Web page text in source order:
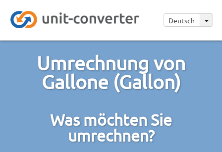
Deutsch
Umrechnung von
Gallone (Gallon)
Was möchten Sie
umrechnen?